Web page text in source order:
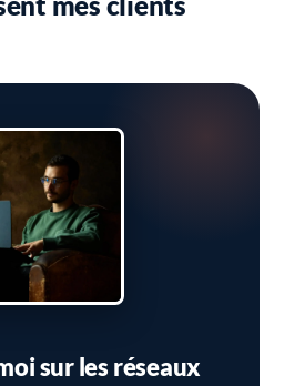
sur les réseaux